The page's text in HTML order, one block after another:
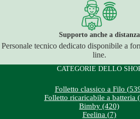
Supporto anche a distanza
Personale tecnico dedicato disponibile a
line.
CATEGORIE DELLO
Folletto classico a Filo
Folletto ricaricabile a batteria
Bimby (420)
Feelina (7)